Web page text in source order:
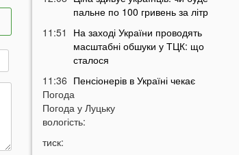
пальне по 100 гривень за літр
11:51
На заході України проводять
масштабні обшуки у ТЦК: що
сталося
11:36 Пенсіонерів в Україні чекає
масштабна перевірка: кого це
торкнеться
11:07 Україну накриє потужна магнітна
Погода
Погода у Луцьку
вологість:
тиск: